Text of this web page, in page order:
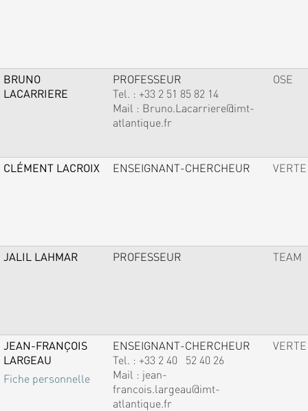
BRUNO
LACARRIERE
PROFESSEUR
Tel. : +33 2 51 85 82 14
Mail : Bruno.Lacarriere@imt-
atlantique.fr
OSE
CLÉMENT LACROIX ENSEIGNANT-CHERCHEUR VERTE
JALIL LAHMAR PROFESSEUR TEAM
JEAN-FRANÇOIS
LARGEAU
Fiche personnelle
ENSEIGNANT-CHERCHEUR
Tel. : +33 2 40 52 40 26
Mail : jean-
francois.largeau@imt-
atlantique.fr
VERTE